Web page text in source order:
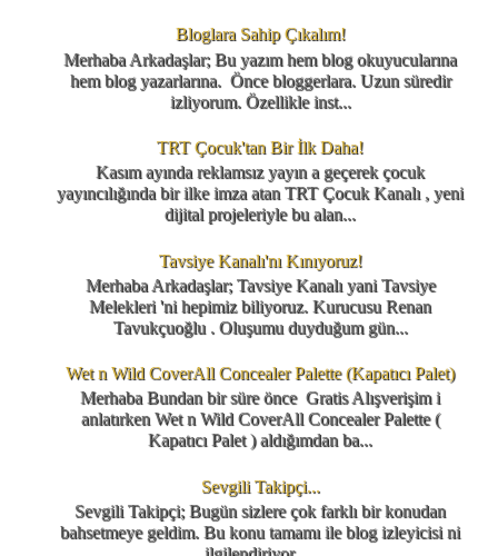
Bloglara Sahip Çıkalım!
Merhaba Arkadaşlar; Bu yazım hem blog okuyucularına
hem blog yazarlarına. Önce bloggerlara. Uzun süredir
izliyorum. Özellikle inst...
TRT Çocuk'tan Bir İlk Daha!
Kasım ayında reklamsız yayın a geçerek çocuk
yayıncılığında bir ilke imza atan TRT Çocuk Kanalı , yeni
dijital projeleriyle bu alan...
Tavsiye Kanalı'nı Kınıyoruz!
Merhaba Arkadaşlar; Tavsiye Kanalı yani Tavsiye
Melekleri 'ni hepimiz biliyoruz. Kurucusu Renan
Tavukçuoğlu . Oluşumu duyduğum gün...
Wet n Wild CoverAll Concealer Palette (Kapatıcı Palet)
Merhaba Bundan bir süre önce Gratis Alışverişim i
anlatırken Wet n Wild CoverAll Concealer Palette (
Kapatıcı Palet ) aldığımdan ba...
Sevgili Takipçi...
Sevgili Takipçi; Bugün sizlere çok farklı bir konudan
bahsetmeye geldim. Bu konu tamamı ile blog izleyicisi ni